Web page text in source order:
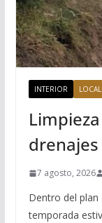
INTERIOR
7 agosto, 2026
Dentro del
temporada